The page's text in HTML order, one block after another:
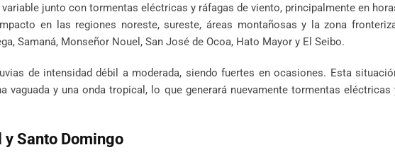
junto con tormentas eléctricas y ráfagas de viento, principalmente en
en las regiones noreste, sureste, áreas montañosas y la zona
Samaná, Monseñor Nouel, San José de Ocoa, Hato Mayor y El Seibo.
de intensidad débil a moderada, siendo fuertes en ocasiones. Esta
vaguada y una onda tropical, lo que generará nuevamente tormentas eléctricas
Santo Domingo